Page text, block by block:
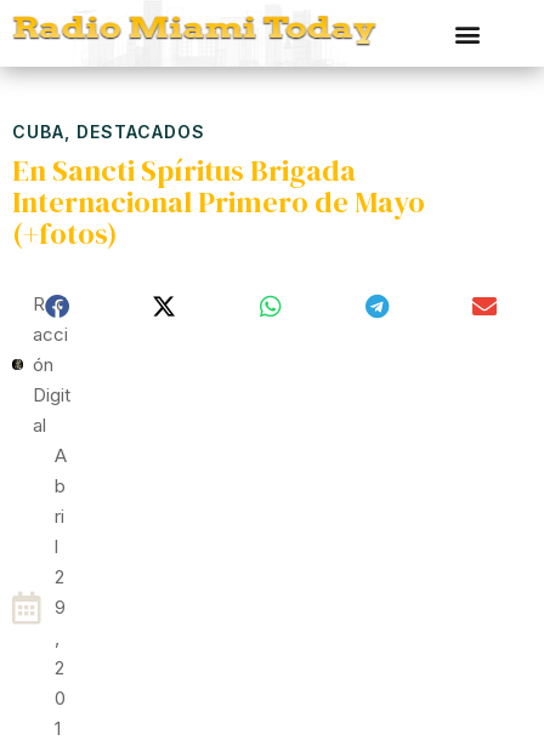
CUBA DESTACADOS
En Sancti Spíritus Brigada
Internacional Primero de Mayo
(+fotos)
Red
Acci
Ón
Digit
Al
A
B
Ri
L
2
9
,
2
0
1